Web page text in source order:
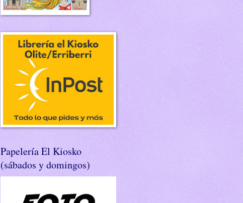
Papelería El Kiosko
(sábados y domingos)